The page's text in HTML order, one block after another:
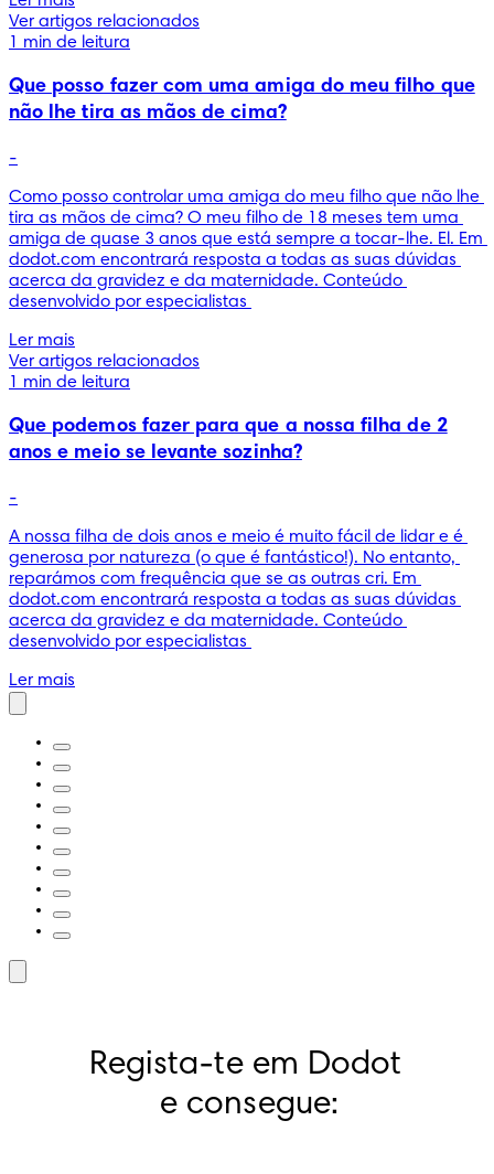
Ver artigos relacionados
1 min de leitura
Que posso fazer com uma amiga do meu filho que
não lhe tira as mãos de cima?
-
Como posso controlar uma amiga do meu filho que não lhe
tira as mãos de cima? O meu filho de 18 meses tem uma
amiga de quase 3 anos que está sempre a tocar-lhe. El. Em
dodot.com encontrará resposta a todas as suas dúvidas
acerca da gravidez e da maternidade. Conteúdo
desenvolvido por especialistas
Ler mais
Ver artigos relacionados
1 min de leitura
Que podemos fazer para que a nossa filha de 2
anos e meio se levante sozinha?
-
A nossa filha de dois anos e meio é muito fácil de lidar e é
generosa por natureza (o que é fantástico!). No entanto,
reparámos com frequência que se as outras cri. Em
dodot.com encontrará resposta a todas as suas dúvidas
acerca da gravidez e da maternidade. Conteúdo
desenvolvido por especialistas
Ler mais
Regista-te em Dodot
e consegue: